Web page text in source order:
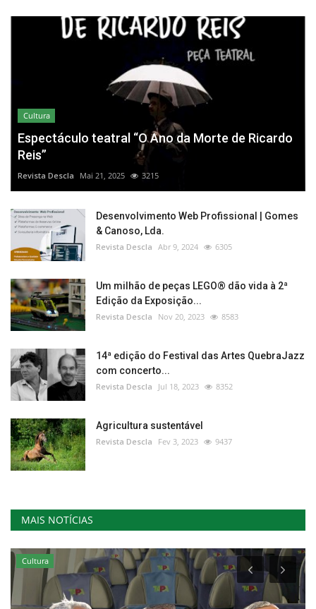
Cultura
Espectáculo teatral “O Ano da Morte de Ricardo
Reis”
Revista Descla Mai 21, 2025 3215
Desenvolvimento Web Profissional | Gomes
& Canoso, Lda.
Revista Descla Abr 9, 2024 6305
Um milhão de peças LEGO® dão vida à 2ª
Edição da Exposição...
Revista Descla Nov 20, 2023 8583
14ª edição do Festival das Artes QuebraJazz
com concerto...
Revista Descla Jul 18, 2023 8352
Agricultura sustentável
Revista Descla Fev 3, 2023 9437
MAIS NOTÍCIAS
Cultura